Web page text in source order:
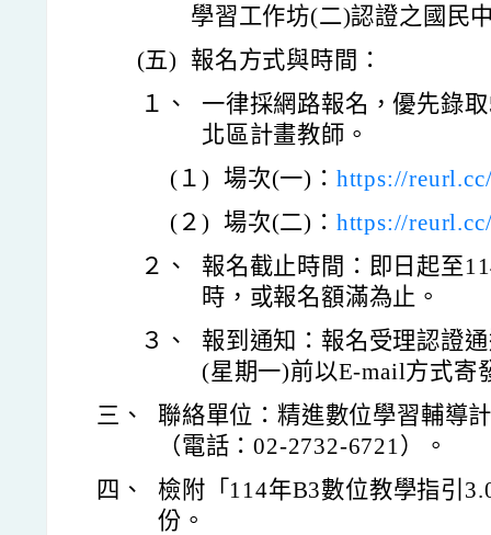
學習工作坊(二)認證之國民
(五)
報名方式與時間：
１、
一律採網路報名，優先錄
北區計畫教師。
(１) 場次(一)： https://
(２) 場次(二)： https://
２、
報名截止時間：即日起至
時，或報名額滿為止。
３、
報到通知：報名受理認證
(星期一)前以E-mail方式寄
三、
聯絡單位：精進數位學習輔導
（電話：02-2732-6721）。
四、
檢附「114年B3數位教學指引
份。